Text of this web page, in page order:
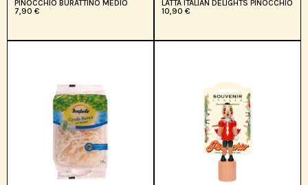
PINOCCHIO BURATTINO MEDIO
7,90 €
LATTA ITALIAN DELIGHTS PINOCCHIO
10,90 €